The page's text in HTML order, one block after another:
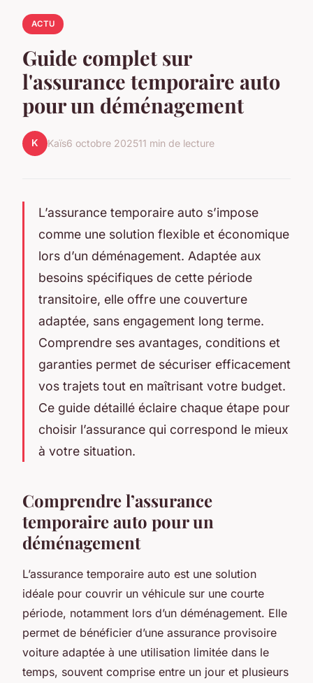
ACTU
Guide complet sur
l'assurance temporaire auto
pour un déménagement
K Kaïs6 octobre 202511 min de lecture
L’assurance temporaire auto s’impose
comme une solution flexible et économique
lors d’un déménagement. Adaptée aux
besoins spécifiques de cette période
transitoire, elle offre une couverture
adaptée, sans engagement long terme.
Comprendre ses avantages, conditions et
garanties permet de sécuriser efficacement
vos trajets tout en maîtrisant votre budget.
Ce guide détaillé éclaire chaque étape pour
choisir l’assurance qui correspond le mieux
à votre situation.
Comprendre l’assurance
temporaire auto pour un
déménagement
L’assurance temporaire auto est une solution
idéale pour couvrir un véhicule sur une courte
période, notamment lors d’un déménagement. Elle
permet de bénéficier d’une assurance provisoire
voiture adaptée à une utilisation limitée dans le
temps, souvent comprise entre un jour et plusieurs